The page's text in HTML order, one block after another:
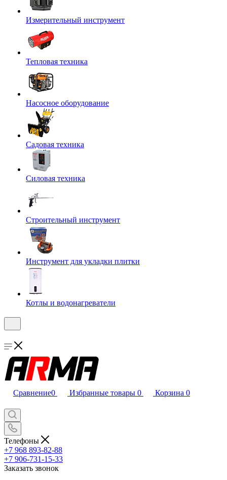
Измерительный инструмент
Тепловая техника
Насосное оборудование
Садовая техника
Силовая техника
Строительный инструмент
Инструмент для укладки плитки
Котлы и водонагреватели
Сравнение0 Избранные товары 0 Корзина 0
Телефоны
+7 968 893-82-88
+7 906-731-15-33
Заказать звонок